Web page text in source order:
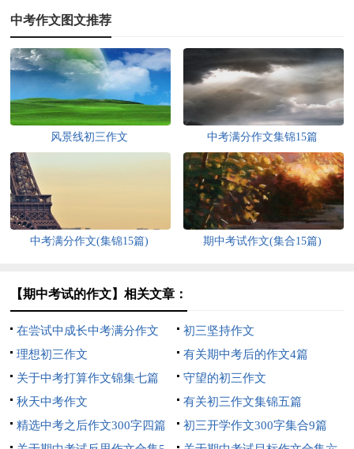
中考作文图文推荐
风景线初三作文 中考满分作文集锦15篇
中考满分作文(集锦15篇) 期中考试作文(集合15篇)
【期中考试的作文】相关文章：
在尝试中成长中考满分作文
初三坚持作文
理想初三作文
有关期中考后的作文4篇
关于中考打算作文锦集七篇
守望的初三作文
秋天中考作文
有关初三作文集锦五篇
精选中考之后作文300字四篇
初三开学作文300字集合9篇